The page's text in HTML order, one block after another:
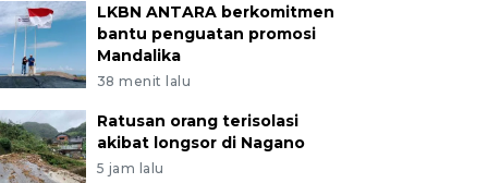
LKBN ANTARA berkomitmen
bantu penguatan promosi
Mandalika
38 menit lalu
Ratusan orang terisolasi
akibat longsor di Nagano
5 jam lalu